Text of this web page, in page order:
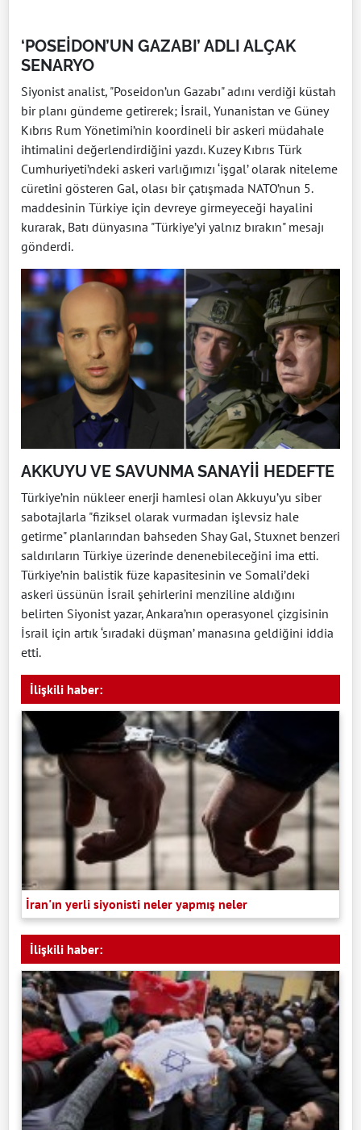
‘POSEİDON’UN GAZABI’ ADLI ALÇAK
SENARYO
Siyonist analist, "Poseidon’un Gazabı" adını verdiği küstah
bir planı gündeme getirerek; İsrail, Yunanistan ve Güney
Kıbrıs Rum Yönetimi’nin koordineli bir askeri müdahale
ihtimalini değerlendirdiğini yazdı. Kuzey Kıbrıs Türk
Cumhuriyeti’ndeki askeri varlığımızı ‘işgal’ olarak niteleme
cüretini gösteren Gal, olası bir çatışmada NATO’nun 5.
maddesinin Türkiye için devreye girmeyeceği hayalini
kurarak, Batı dünyasına "Türkiye’yi yalnız bırakın" mesajı
gönderdi.
AKKUYU VE SAVUNMA SANAYİİ HEDEFTE
Türkiye’nin nükleer enerji hamlesi olan Akkuyu’yu siber
sabotajlarla "fiziksel olarak vurmadan işlevsiz hale
getirme" planlarından bahseden Shay Gal, Stuxnet benzeri
saldırıların Türkiye üzerinde denenebileceğini ima etti.
Türkiye’nin balistik füze kapasitesinin ve Somali’deki
askeri üssünün İsrail şehirlerini menziline aldığını
belirten Siyonist yazar, Ankara’nın operasyonel çizgisinin
İsrail için artık ‘sıradaki düşman’ manasına geldiğini iddia
etti.
İlişkili haber:
İran'ın yerli siyonisti neler yapmış neler
İlişkili haber: